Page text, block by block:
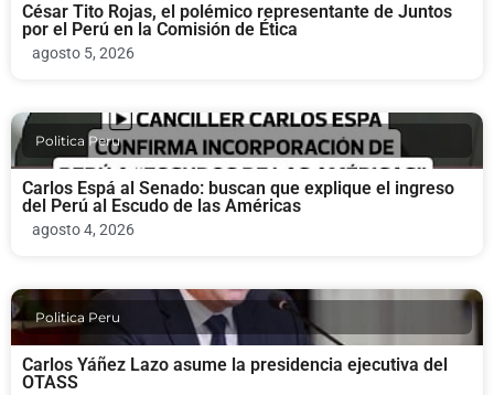
César Tito Rojas, el polémico representante de Juntos
por el Perú en la Comisión de Ética
agosto 5, 2026
Politica Peru
Carlos Espá al Senado: buscan que explique el ingreso
del Perú al Escudo de las Américas
agosto 4, 2026
Politica Peru
Carlos Yáñez Lazo asume la presidencia ejecutiva del
OTASS